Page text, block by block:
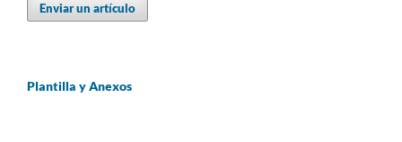
Enviar un artículo
Plantilla y Anexos